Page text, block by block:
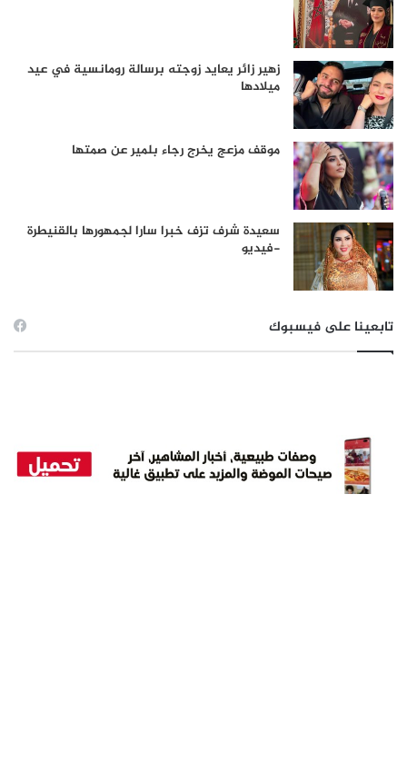
زهير زائر يعايد زوجته برسالة رومانسية في عيد
ميلادها
موقف مزعج يخرج رجاء بلمير عن صمتها
سعيدة شرف تزف خبرا سارا لجمهورها بالقنيطرة
-فيديو
تابعينا على فيسبوك